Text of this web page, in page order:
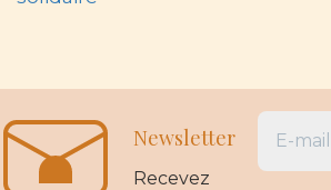
Newsletter
Recevez